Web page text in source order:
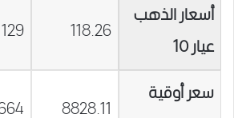
أسعار الذهب
عيار 10
118.26
129
سعر أوقية
8828.11